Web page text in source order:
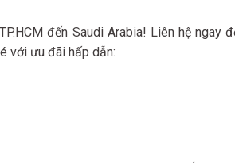
đến Saudi Arabia! Liên hệ ngay
với ưu đãi hấp dẫn: